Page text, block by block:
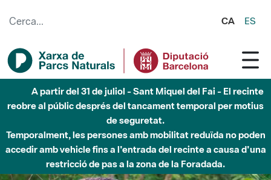
CA ES
A partir del 31 de juliol - Sant Miquel del Fai - El recinte
reobre al públic després del tancament temporal per motius
de seguretat.
Temporalment, les persones amb mobilitat reduïda no poden
accedir amb vehicle fins a l'entrada del recinte a causa d'una
restricció de pas a la zona de la Foradada.